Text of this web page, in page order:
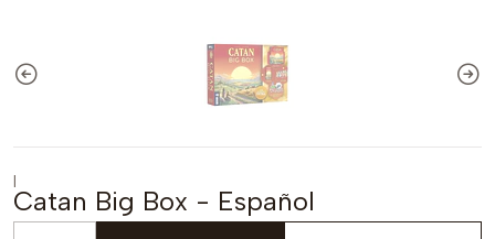
|
Catan Big Box - Español